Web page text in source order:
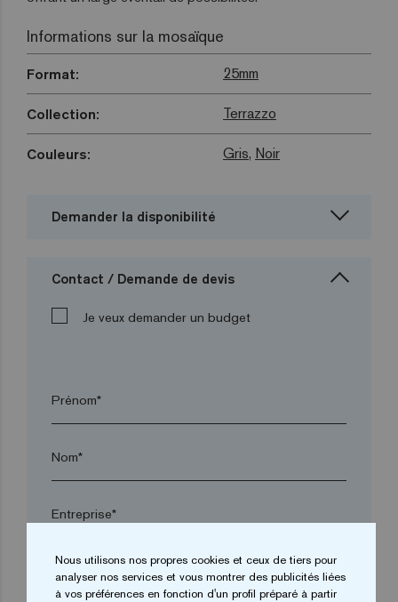
Informations sur la mosaïque
Format: 25mm
Collection: Terrazzo
Couleurs: Gris, Noir
Demander la disponibilité
Contact / Demande de devis
Je veux demander un budget
Prénom*
Nom*
Entreprise*
arrow_drop_down
Nous utilisons nos propres cookies et ceux de tiers pour
analyser nos services et vous montrer des publicités liées
à vos préférences en fonction d'un profil préparé à partir